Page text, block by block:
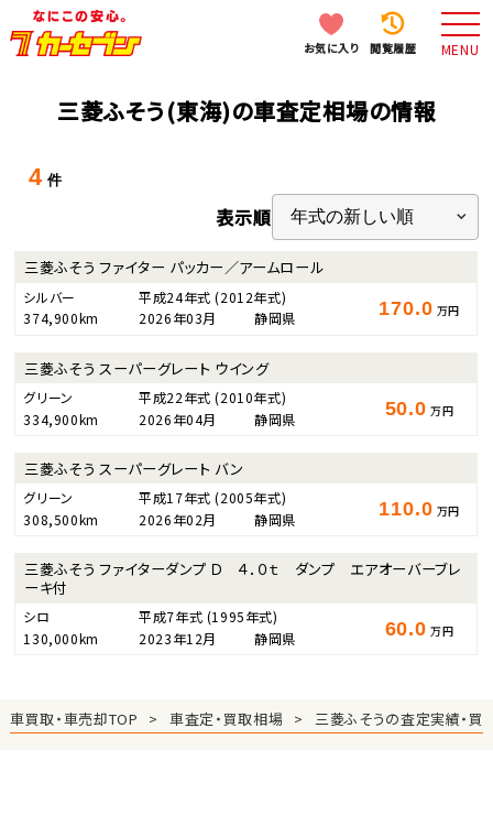
お気に入り 閲覧履歴 MENU
三菱ふそう(東海)の車査定相場の情報
4 件
表示順
三菱ふそう ファイター パッカー／アームロール
シルバー 平成24年式(2012年式)
374,900km
2026年03月 静岡県 170.0 万円
三菱ふそう スーパーグレート ウイング
グリーン 平成22年式(2010年式)
334,900km
2026年04月 静岡県 50.0 万円
三菱ふそう スーパーグレート バン
グリーン 平成17年式(2005年式)
308,500km
2026年02月 静岡県 110.0 万円
三菱ふそう ファイターダンプ Ｄ ４．０ｔ ダンプ エアオーバーブレ
ーキ付
シロ 平成7年式 (1995年式)
130,000km
2023年12月 静岡県 60.0 万円
車買取・車売却TOP 車査定・買取相場 三菱ふそうの査定実績・買